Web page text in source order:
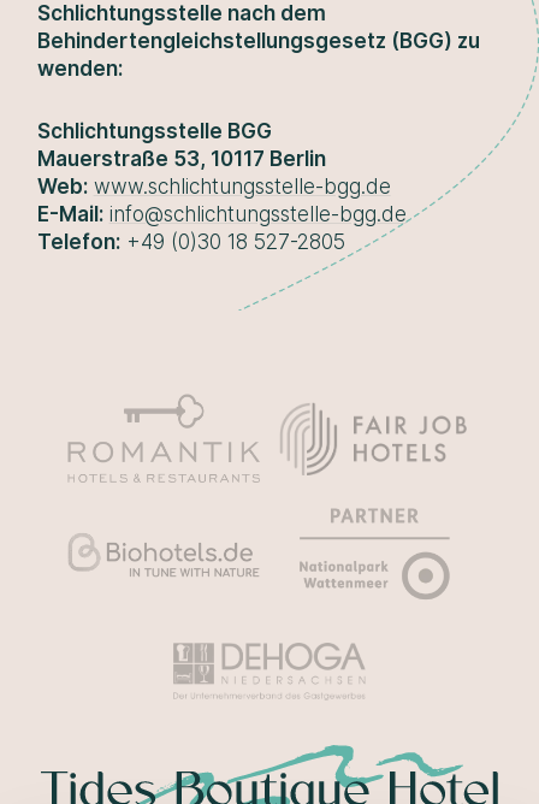
Schlichtungsstelle nach dem
Behindertengleichstellungsgesetz (BGG) zu
wenden:
Schlichtungsstelle BGG
Mauerstraße 53, 10117 Berlin
Web: www.schlichtungsstelle-bgg.de
E-Mail: info@schlichtungsstelle-bgg.de
Telefon:+49 (0)30 18 527-2805